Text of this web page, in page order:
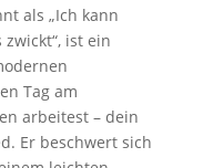
als „Ich kann
ist ein
Tag am
arbeitest – dein
Er beschwert sich